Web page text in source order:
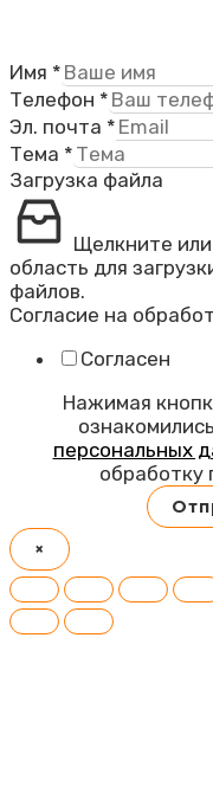
Имя *
Телефон *
Эл. почта *
Тема *
Загрузка файла
Щелкните
область для
файлов.
Согласие на
Согласен
Нажимая
ознакомились
персональных
обработку
×